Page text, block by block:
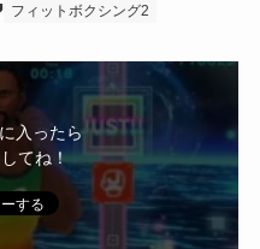
フィットボクシング2
入ったら
てね！